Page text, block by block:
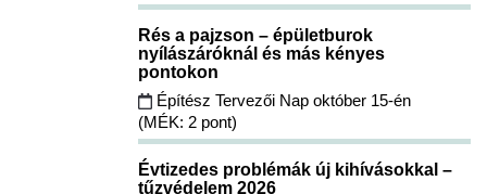
Rés a pajzson – épületburok
nyílászáróknál és más kényes
pontokon
Építész Tervezői Nap október 15-én
(MÉK: 2 pont)
Évtizedes problémák új kihívásokkal –
tűzvédelem 2026